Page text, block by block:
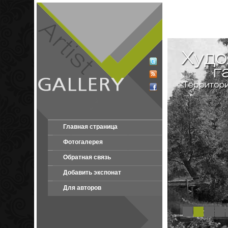
Главная страница
Фотогалерея
Обратная связь
Добавить экспонат
Для авторов